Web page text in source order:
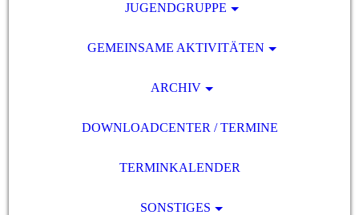
JUGENDGRUPPE
GEMEINSAME AKTIVITÄTEN
ARCHIV
DOWNLOADCENTER / TERMINE
TERMINKALENDER
SONSTIGES